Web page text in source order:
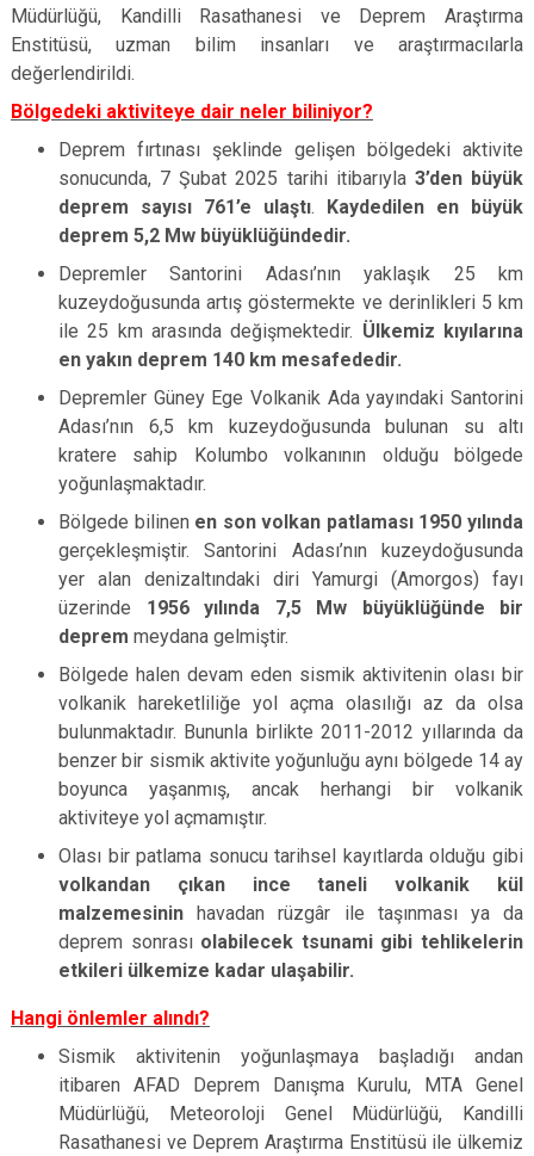
Müdürlüğü, Kandilli Rasathanesi ve Deprem Araştırma
Enstitüsü, uzman bilim insanları ve araştırmacılarla
değerlendirildi.
Bölgedeki aktiviteye dair neler biliniyor?
Deprem fırtınası şeklinde gelişen bölgedeki aktivite
sonucunda, 7 Şubat 2025 tarihi itibarıyla 3’den büyük
deprem sayısı 761’e ulaştı. Kaydedilen en büyük
deprem 5,2 Mw büyüklüğündedir.
Depremler Santorini Adası’nın yaklaşık 25 km
kuzeydoğusunda artış göstermekte ve derinlikleri 5 km
ile 25 km arasında değişmektedir. Ülkemiz kıyılarına
en yakın deprem 140 km mesafededir.
Depremler Güney Ege Volkanik Ada yayındaki Santorini
Adası’nın 6,5 km kuzeydoğusunda bulunan su altı
kratere sahip Kolumbo volkanının olduğu bölgede
yoğunlaşmaktadır.
Bölgede bilinen en son volkan patlaması 1950 yılında
gerçekleşmiştir. Santorini Adası’nın kuzeydoğusunda
yer alan denizaltındaki diri Yamurgi (Amorgos) fayı
üzerinde 1956 yılında 7,5 Mw büyüklüğünde bir
deprem meydana gelmiştir.
Bölgede halen devam eden sismik aktivitenin olası bir
volkanik hareketliliğe yol açma olasılığı az da olsa
bulunmaktadır. Bununla birlikte 2011-2012 yıllarında da
benzer bir sismik aktivite yoğunluğu aynı bölgede 14 ay
boyunca yaşanmış, ancak herhangi bir volkanik
aktiviteye yol açmamıştır.
Olası bir patlama sonucu tarihsel kayıtlarda olduğu gibi
volkandan çıkan ince taneli volkanik kül
malzemesinin havadan rüzgâr ile taşınması ya da
deprem sonrası olabilecek tsunami gibi tehlikelerin
etkileri ülkemize kadar ulaşabilir.
Hangi önlemler alındı?
Sismik aktivitenin yoğunlaşmaya başladığı andan
itibaren AFAD Deprem Danışma Kurulu, MTA Genel
Müdürlüğü, Meteoroloji Genel Müdürlüğü, Kandilli
Rasathanesi ve Deprem Araştırma Enstitüsü ile ülkemiz